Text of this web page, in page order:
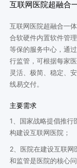
互联网医院超融合
互联网医院超融合一
合软硬件内置软件管
等保的服务中心，通
行监管，可根据每家
灵活、极简、稳定、
线易交付。
主要需求
1、国家战略提倡推行
构建设互联网医院；
2、医院在建设互联网
和监管是医院的核心问